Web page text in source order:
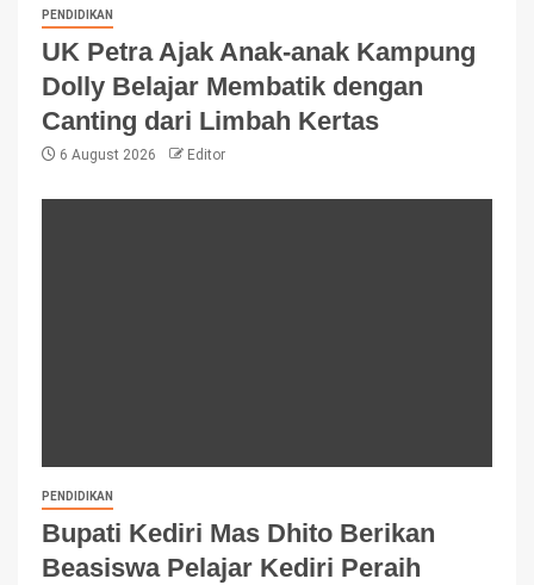
PENDIDIKAN
UK Petra Ajak Anak-anak Kampung
Dolly Belajar Membatik dengan
Canting dari Limbah Kertas
6 August 2026 Editor
PENDIDIKAN
Bupati Kediri Mas Dhito Berikan
Beasiswa Pelajar Kediri Peraih